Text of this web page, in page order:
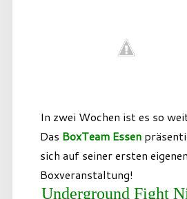
In zwei Wochen ist es so
Das BoxTeam Essen
sich auf seiner ersten eigenen
Boxveranstaltung!
Underground Fight